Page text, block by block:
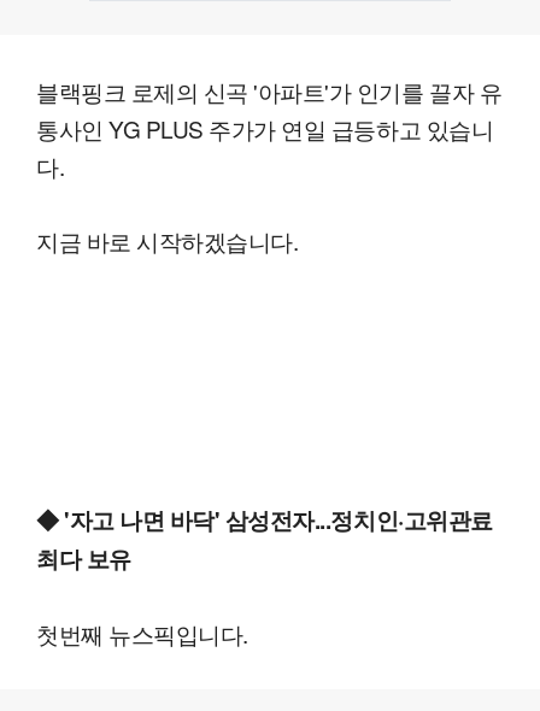
블랙핑크 로제의 신곡 '아파트'가 인기를 끌자 유
통사인 YG PLUS 주가가 연일 급등하고 있습니
다.
지금 바로 시작하겠습니다.
◆ '자고 나면 바닥' 삼성전자...정치인·고위관료
최다 보유
첫번째 뉴스픽입니다.